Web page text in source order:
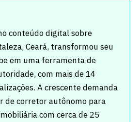
conteúdo digital sobre
Ceará, transformou seu
em uma ferramenta de
com mais de 14
A crescente demanda
de corretor autônomo para
com cerca de 25